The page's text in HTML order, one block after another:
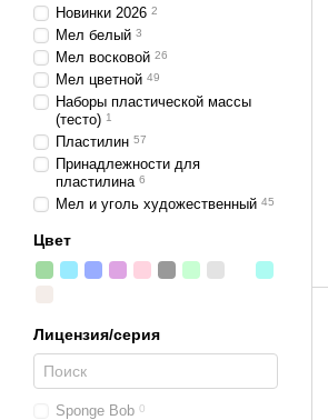
Новинки 2026 2
Мел белый 3
Мел восковой 26
Мел цветной 49
Наборы пластической массы
(тесто) 1
Пластилин 57
Принадлежности для
пластилина 6
Мел и уголь художественный 45
Цвет
Лицензия/серия
Sponge Bob 0